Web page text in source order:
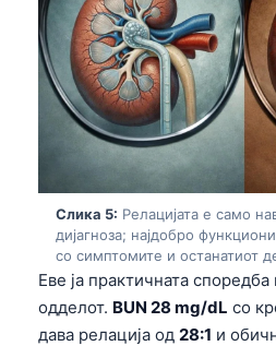
Слика 5: Релацијата е само
дијагноза; најдобро
со симптомите и останатиот
Еве ја практичната
одделот. BUN 28 mg/dL со
дава релација од 28:1 и
پښتو
سنڌي
অসমীয়া
Galego
Latviešu valoda
Euskara
Gàidhlig
Occitan